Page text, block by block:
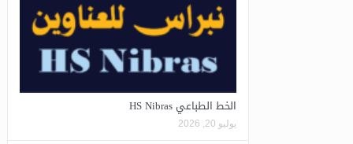
الخط الطباعي HS Nibras
يوليو 20, 2026